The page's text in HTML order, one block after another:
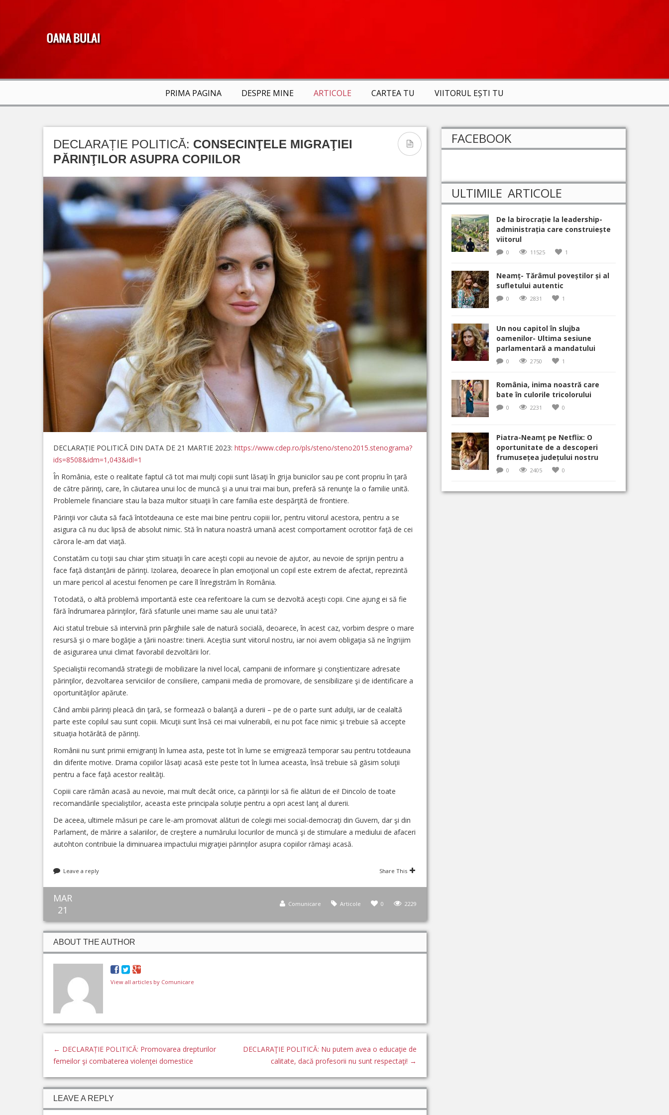
PRIMA PAGINA DESPRE MINE ARTICOLE CARTEA TU VIITORUL EȘTI TU
DECLARAȚIE POLITICĂ: CONSECINŢELE MIGRAŢIEI
PĂRINŢILOR ASUPRA COPIILOR
DECLARAȚIE POLITICĂ DIN DATA DE 21 MARTIE 2023: https://www.cdep.ro/pls/steno/steno2015.stenograma?
ids=8508&idm=1,043&idl=1
În România, este o realitate faptul că tot mai mulţi copii sunt lăsaţi în grija bunicilor sau pe cont propriu în ţară
de către părinţi, care, în căutarea unui loc de muncă şi a unui trai mai bun, preferă să renunţe la o familie unită.
Problemele financiare stau la baza multor situaţii în care familia este despărţită de frontiere.
Părinţii vor căuta să facă întotdeauna ce este mai bine pentru copiii lor, pentru viitorul acestora, pentru a se
asigura că nu duc lipsă de absolut nimic. Stă în natura noastră umană acest comportament ocrotitor faţă de cei
cărora le-am dat viaţă.
Constatăm cu toţii sau chiar ştim situaţii în care aceşti copii au nevoie de ajutor, au nevoie de sprijin pentru a
face faţă distanţării de părinţi. Izolarea, deoarece în plan emoţional un copil este extrem de afectat, reprezintă
un mare pericol al acestui fenomen pe care îl înregistrăm în România.
Totodată, o altă problemă importantă este cea referitoare la cum se dezvoltă aceşti copii. Cine ajung ei să fie
fără îndrumarea părinţilor, fără sfaturile unei mame sau ale unui tată?
Aici statul trebuie să intervină prin pârghiile sale de natură socială, deoarece, în acest caz, vorbim despre o mare
resursă şi o mare bogăţie a ţării noastre: tinerii. Aceştia sunt viitorul nostru, iar noi avem obligaţia să ne îngrijim
de asigurarea unui climat favorabil dezvoltării lor.
Specialiştii recomandă strategii de mobilizare la nivel local, campanii de informare şi conştientizare adresate
părinţilor, dezvoltarea serviciilor de consiliere, campanii media de promovare, de sensibilizare şi de identificare a
oportunităţilor apărute.
Când ambii părinţi pleacă din ţară, se formează o balanţă a durerii – pe de o parte sunt adulţii, iar de cealaltă
parte este copilul sau sunt copiii. Micuţii sunt însă cei mai vulnerabili, ei nu pot face nimic şi trebuie să accepte
situaţia hotărâtă de părinţi.
Românii nu sunt primii emigranţi în lumea asta, peste tot în lume se emigrează temporar sau pentru totdeauna
din diferite motive. Drama copiilor lăsaţi acasă este peste tot în lumea aceasta, însă trebuie să găsim soluţii
pentru a face faţă acestor realităţi.
Copiii care rămân acasă au nevoie, mai mult decât orice, ca părinţii lor să fie alături de ei! Dincolo de toate
recomandările specialiştilor, aceasta este principala soluţie pentru a opri acest lanţ al durerii.
De aceea, ultimele măsuri pe care le-am promovat alături de colegii mei social-democraţi din Guvern, dar şi din
Parlament, de mărire a salariilor, de creştere a numărului locurilor de muncă şi de stimulare a mediului de afaceri
autohton contribuie la diminuarea impactului migraţiei părinţilor asupra copiilor rămaşi acasă.
Leave a reply Share This
MAR
21
2229
0
Articole
Comunicare
ABOUT THE AUTHOR
View all articles by Comunicare
← DECLARAȚIE POLITICĂ: Promovarea drepturilor
femeilor şi combaterea violenţei domestice
DECLARAŢIE POLITICĂ: Nu putem avea o educaţie de
calitate, dacă profesorii nu sunt respectaţi! →
LEAVE A REPLY
FACEBOOK
ULTIMILE ARTICOLE
De la birocrație la leadership-
administrația care construiește
viitorul
0 11525 1
Neamț- Tărâmul poveștilor și al
sufletului autentic
0 2831 1
Un nou capitol în slujba
oamenilor- Ultima sesiune
parlamentară a mandatului
0 2750 1
România, inima noastră care
bate în culorile tricolorului
0 2231 0
Piatra-Neamț pe Netflix: O
oportunitate de a descoperi
frumusețea județului nostru
0 2405 0